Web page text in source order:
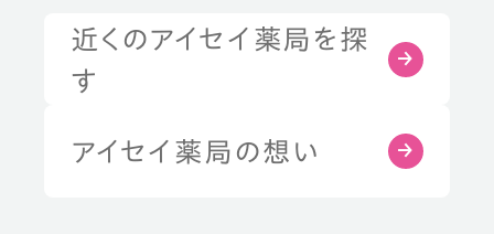
症状・お悩みから探す
部位から探す
近くのアイセイ薬局を探
す
アイセイ薬局の想い